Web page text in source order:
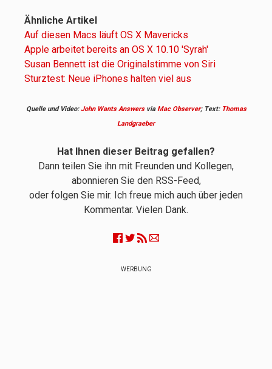
Ähnliche Artikel
Auf diesen Macs läuft OS X Mavericks
Apple arbeitet bereits an OS X 10.10 'Syrah'
Susan Bennett ist die Originalstimme von Siri
Sturztest: Neue iPhones halten viel aus
Quelle und Video:John Wants AnswersviaMac Observer; Text: Thomas
Landgraeber
Hat Ihnen dieser Beitrag gefallen?
Dann teilen Sie ihn mit Freunden und Kollegen,
abonnieren Sie den RSS-Feed,
oder folgen Sie mir. Ich freue mich auch über jeden
Kommentar. Vielen Dank.
WERBUNG